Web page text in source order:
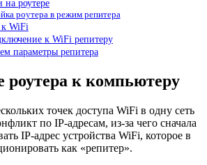
на роутере
роутера в режим репитера
WiFi
к WiFi репитеру
параметры репитера
роутера к компьютеру
точек доступа WiFi в одну сеть
по IP-адресам, из-за чего сначала
IP-адрес устройства WiFi, которое в
как «репитер».